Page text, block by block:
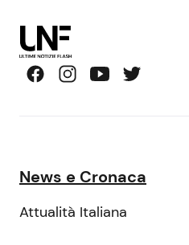
News e Cronaca
Attualità Italiana